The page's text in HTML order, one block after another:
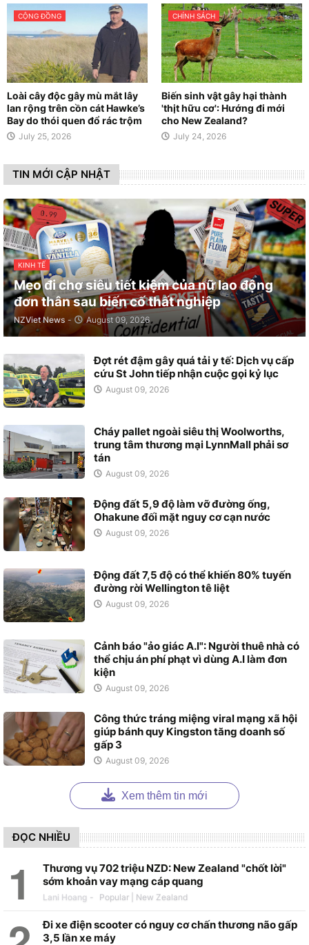
CỘNG ĐỒNG
Loài cây độc gây mù mắt lây
lan rộng trên cồn cát Hawke’s
Bay do thói quen đổ rác trộm
July 25, 2026
CHÍNH SÁCH
Biến sinh vật gây hại thành
'thịt hữu cơ': Hướng đi mới
cho New Zealand?
July 24, 2026
TIN MỚI CẬP NHẬT
KINH TẾ
Mẹo đi chợ siêu tiết kiệm của nữ lao động
đơn thân sau biến cố thất nghiệp
NZViet News - August 09, 2026
Đợt rét đậm gây quá tải y tế: Dịch vụ cấp
cứu St John tiếp nhận cuộc gọi kỷ lục
August 09, 2026
Cháy pallet ngoài siêu thị Woolworths,
trung tâm thương mại LynnMall phải sơ
tán
August 09, 2026
Động đất 5,9 độ làm vỡ đường ống,
Ohakune đối mặt nguy cơ cạn nước
August 09, 2026
Động đất 7,5 độ có thể khiến 80% tuyến
đường rời Wellington tê liệt
August 09, 2026
Cảnh báo "ảo giác A.I": Người thuê nhà có
thể chịu án phí phạt vì dùng A.I làm đơn
kiện
August 09, 2026
Công thức tráng miệng viral mạng xã hội
giúp bánh quy Kingston tăng doanh số
gấp 3
August 09, 2026
Xem thêm tin mới
ĐỌC NHIỀU
Thương vụ 702 triệu NZD: New Zealand "chốt lời"
sớm khoản vay mạng cáp quang
Lani Hoang -
Đi xe điện scooter có nguy cơ chấn thương não gấp
3,5 lần xe máy